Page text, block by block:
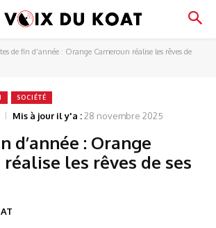
de fin d’année : Orange Cameroun réalise les rêves de
SOCIÉTÉ
Mis à jour il y'a :28 novembre 2025
d’année : Orange
réalise les rêves de ses